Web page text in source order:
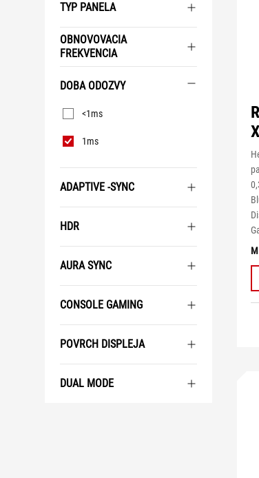
TYP PANELA
OBNOVOVACIA
FREKVENCIA
DOBA ODOZVY
Doba
odozvy<1ms
1ms
ADAPTIVE -SYNC
HDR
AURA SYNC
CONSOLE GAMING
POVRCH DISPLEJA
DUAL MODE